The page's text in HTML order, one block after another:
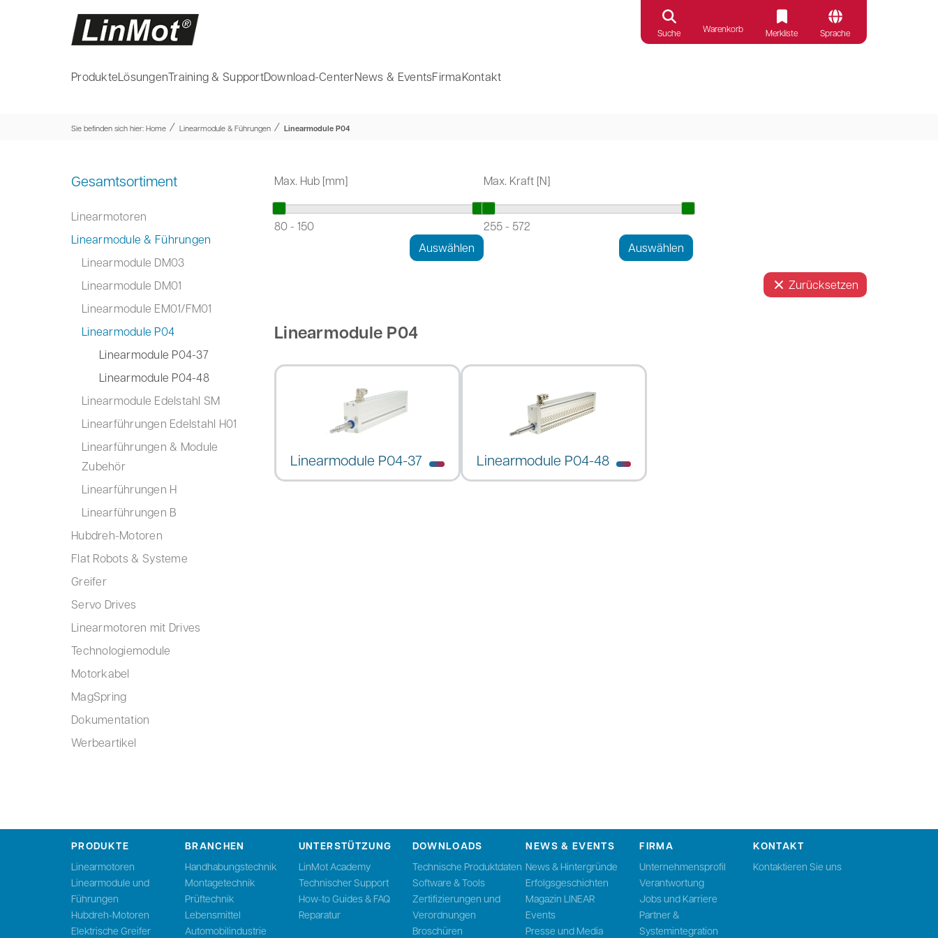
Suche Warenkorb Merkliste Sprache
ProdukteLösungenTraining & SupportDownload-CenterNews & EventsFirmaKontakt
Sie befinden sich hier: Home ⁄ Linearmodule & Führungen ⁄ Linearmodule P04
Gesamtsortiment
Linearmotoren
Linearmodule & Führungen
Linearmodule DM03
Linearmodule DM01
Linearmodule EM01/FM01
Linearmodule P04
Linearmodule P04-37
Linearmodule P04-48
Linearmodule Edelstahl SM
Linearführungen Edelstahl H01
Linearführungen & Module
Zubehör
Linearführungen H
Linearführungen B
Hubdreh-Motoren
Flat Robots & Systeme
Greifer
Servo Drives
Linearmotoren mit Drives
Technologiemodule
Motorkabel
MagSpring
Dokumentation
Werbeartikel
Max. Hub [mm]
80- 150
Max. Kraft [N]
255- 572
Zurücksetzen
Linearmodule P04
Linearmodule P04-37 Linearmodule P04-48
PRODUKTE
Linearmotoren
Linearmodule und
Führungen
Hubdreh-Motoren
Elektrische Greifer
BRANCHEN
Handhabungstechnik
Montagetechnik
Prüftechnik
Lebensmittel
Automobilindustrie
UNTERSTÜTZUNG
LinMot Academy
Technischer Support
How-to Guides & FAQ
Reparatur
DOWNLOADS
Technische Produktdaten
Software & Tools
Zertifizierungen und
Verordnungen
Broschüren
NEWS & EVENTS
News & Hintergründe
Erfolgsgeschichten
Magazin LINEAR
Events
Presse und Media
FIRMA
Unternehmensprofil
Verantwortung
Jobs und Karriere
Partner &
Systemintegration
KONTAKT
Kontaktieren Sie uns